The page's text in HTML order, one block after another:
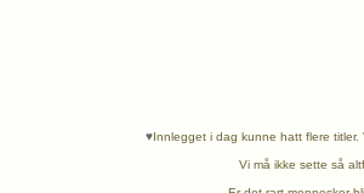
♥Innlegget i dag kunne hatt flere
Vi må ikke sette så